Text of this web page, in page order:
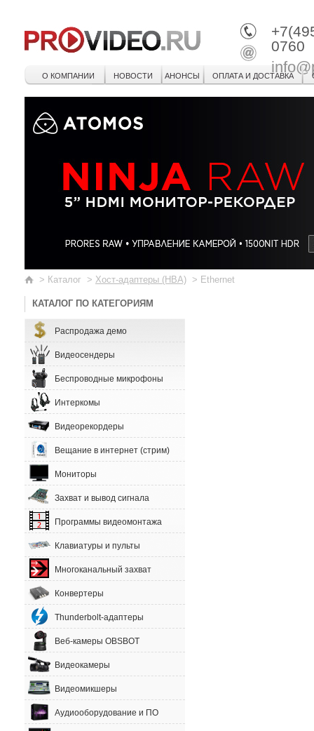
0760
О КОМПАНИИ НОВОСТИ АНОНСЫ ОПЛАТА И ДОСТАВКА
> Каталог > Хост-адаптеры (HBA) > Ethernet
КАТАЛОГ ПО КАТЕГОРИЯМ
Распродажа демо
Видеосендеры
Беспроводные микрофоны
Интеркомы
Видеорекордеры
Вещание в интернет (стрим)
Мониторы
Захват и вывод сигнала
Программы видеомонтажа
Клавиатуры и пульты
Многоканальный захват
Конвертеры
Thunderbolt-адаптеры
Веб-камеры OBSBOT
Видеокамеры
Видеомикшеры
Аудиооборудование и ПО